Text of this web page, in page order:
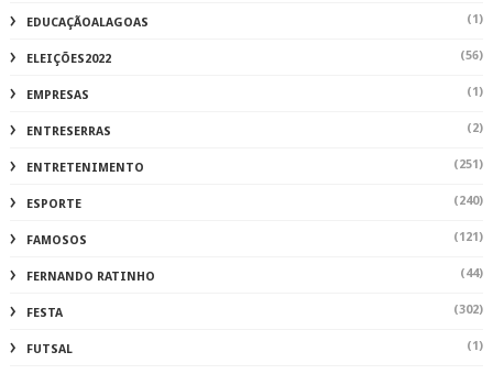
EDUCAÇÃOALAGOAS (1)
ELEIÇÕES2022 (56)
EMPRESAS (1)
ENTRESERRAS (2)
ENTRETENIMENTO (251)
ESPORTE (240)
FAMOSOS (121)
FERNANDO RATINHO (44)
FESTA (302)
FUTSAL (1)